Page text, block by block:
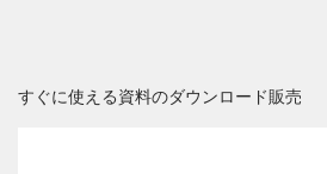
すぐに使える資料のダウンロード販売